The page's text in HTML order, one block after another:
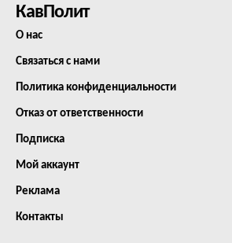
КавПолит
О нас
Связаться с нами
Политика конфиденциальности
Отказ от ответственности
Подписка
Мой аккаунт
Реклама
Контакты